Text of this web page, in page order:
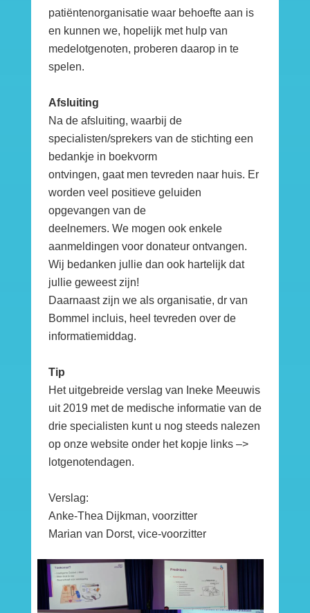
patiëntenorganisatie waar behoefte aan is
en kunnen we, hopelijk met hulp van
medelotgenoten, proberen daarop in te
spelen.
Afsluiting
Na de afsluiting, waarbij de
specialisten/sprekers van de stichting een
bedankje in boekvorm
ontvingen, gaat men tevreden naar huis. Er
worden veel positieve geluiden
opgevangen van de
deelnemers. We mogen ook enkele
aanmeldingen voor donateur ontvangen.
Wij bedanken jullie dan ook hartelijk dat
jullie geweest zijn!
Daarnaast zijn we als organisatie, dr van
Bommel incluis, heel tevreden over de
informatiemiddag.
Tip
Het uitgebreide verslag van Ineke Meeuwis
uit 2019 met de medische informatie van de
drie specialisten kunt u nog steeds nalezen
op onze website onder het kopje links –>
lotgenotendagen.
Verslag:
Anke-Thea Dijkman, voorzitter
Marian van Dorst, vice-voorzitter